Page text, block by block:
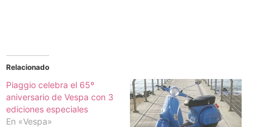
Relacionado
Piaggio celebra el 65º
aniversario de Vespa con 3
ediciones especiales
En «Vespa»